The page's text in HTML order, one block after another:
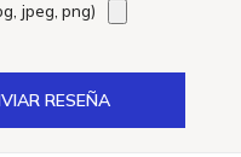
jpeg, png)
RESEÑA